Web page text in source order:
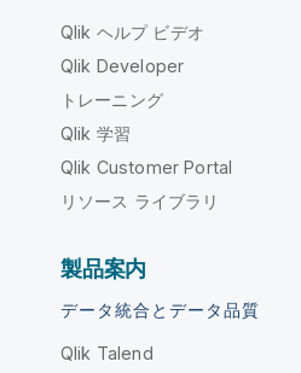
Qlik ヘルプ ビデオ
Qlik Developer
トレーニング
Qlik 学習
Qlik Customer Portal
リソース ライブラリ
製品案内
データ統合とデータ品質
Qlik Talend